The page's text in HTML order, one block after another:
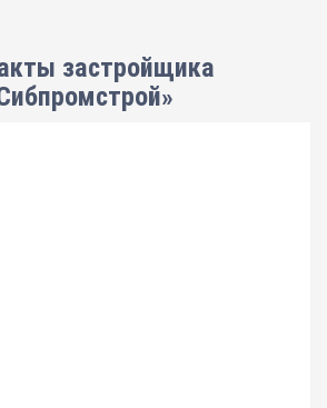
застройщика